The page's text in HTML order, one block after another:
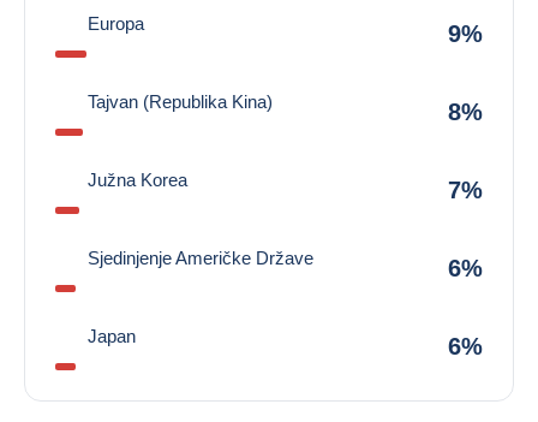
Europa 9%
Tajvan (Republika Kina) 8%
Južna Korea 7%
Sjedinjenje Američke Države 6%
Japan 6%